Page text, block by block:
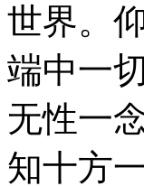
世界。
端中一
无性一
知十方